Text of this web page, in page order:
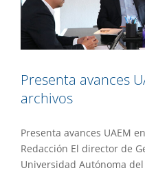
Presenta avances
archivos
Presenta avances UAEM
Redacción El director de
Universidad Autónoma